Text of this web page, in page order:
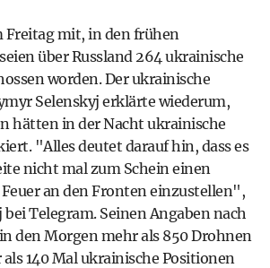
Freitag mit, in den frühen
über Russland 264 ukrainische
worden. Der ukrainische
Selenskyj erklärte wiederum,
hätten in der Nacht ukrainische
"Alles deutet darauf hin, dass es
nicht mal zum Schein einen
Feuer an den Fronten einzustellen",
Telegram. Seinen Angaben nach
den Morgen mehr als 850 Drohnen
140 Mal ukrainische Positionen